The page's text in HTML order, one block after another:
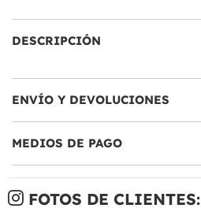
DESCRIPCIÓN
ENVÍO Y DEVOLUCIONES
MEDIOS DE PAGO
FOTOS DE CLIENTES: